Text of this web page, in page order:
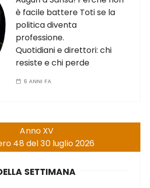
è facile battere Toti se la
politica diventa
professione.
Quotidiani e direttori: chi
resiste e chi perde
6 ANNI FA
Anno XV
48 del 30 luglio 2026
SETTIMANA